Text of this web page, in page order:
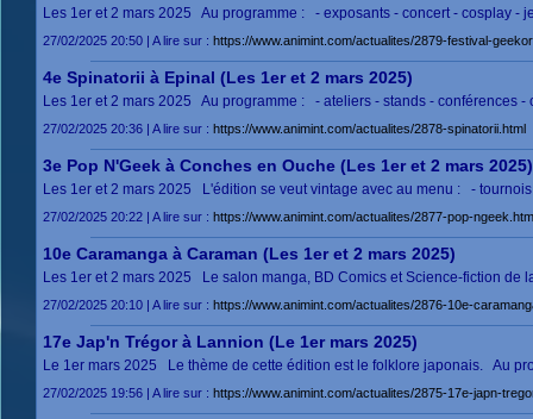
Les 1er et 2 mars 2025 Au programme : - exposants - concert - cosplay -
27/02/2025 20:50 | A lire sur : https://www.animint.com/actualites/2879-festival-
4e Spinatorii à Epinal (Les 1er et 2 mars 2025)
Les 1er et 2 mars 2025 Au programme : - ateliers - stands - conférences -
27/02/2025 20:36 | A lire sur : https://www.animint.com/actualites/2878-spinatorii.html
3e Pop N'Geek à Conches en Ouche (Les 1er et 2 mars 2025)
Les 1er et 2 mars 2025 L'édition se veut vintage avec au menu : -
27/02/2025 20:22 | A lire sur : https://www.animint.com/actualites/2877-pop-
10e Caramanga à Caraman (Les 1er et 2 mars 2025)
Les 1er et 2 mars 2025 Le salon manga, BD Comics et Science-fiction
27/02/2025 20:10 | A lire sur : https://www.animint.com/actualites/2876-10e-
17e Jap'n Trégor à Lannion (Le 1er mars 2025)
Le 1er mars 2025 Le thème de cette édition est le folklore japonais. Au
27/02/2025 19:56 | A lire sur : https://www.animint.com/actualites/2875-17e-japn-